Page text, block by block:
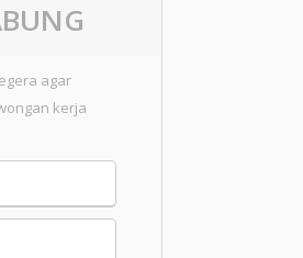
agar
kerja